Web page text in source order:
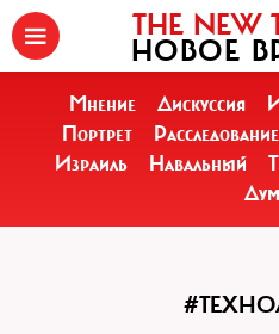
THE NEW
НОВОЕ
Мнение Дискуссия
Портрет
Расследование
Израиль
Навальный